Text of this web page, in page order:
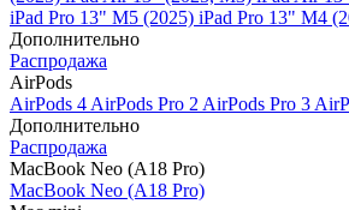
iPad Pro 13" M5 (2025) iPad Pro 13" M4
Дополнительно
Распродажа
AirPods
AirPods 4 AirPods Pro 2 AirPods Pro 3
Дополнительно
Распродажа
MacBook Neo (A18 Pro)
MacBook Neo (A18 Pro)